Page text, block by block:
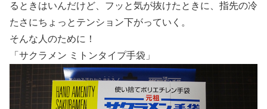
るときはいんだけど、フッと気が抜けたときに、指先の冷
たさにちょっとテンション下がっていく。
そんな人のために！
「サクラメン ミトンタイプ手袋」